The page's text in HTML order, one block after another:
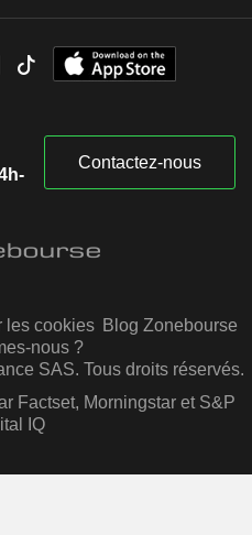
Contactez-nous
les cookies Blog Zonebourse
nous ?
SAS. Tous droits réservés.
Factset, Morningstar et S&P
IQ